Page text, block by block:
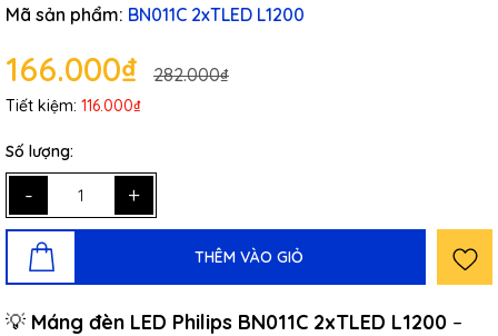
Mã sản phẩm: BN011C 2xTLED L1200
166.000₫ 282.000₫
Tiết kiệm: 116.000₫
Số lượng:
- +
THÊM VÀO GIỎ
💡 Máng đèn LED Philips BN011C 2xTLED L1200 –